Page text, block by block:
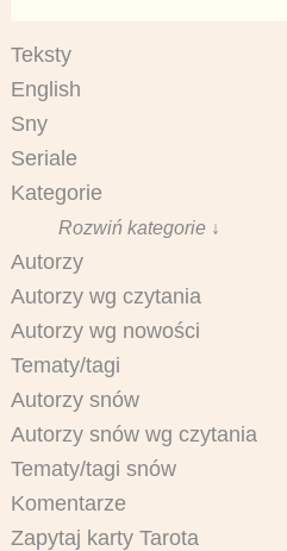
Teksty
English
Sny
Seriale
Kategorie
Rozwiń kategorie ↓
Autorzy
Autorzy wg czytania
Autorzy wg nowości
Tematy/tagi
Autorzy snów
Autorzy snów wg czytania
Tematy/tagi snów
Komentarze
Zapytaj karty Tarota